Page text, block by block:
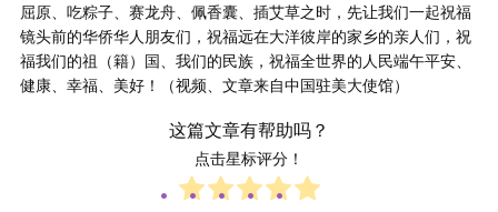
屈原、吃粽子、赛龙舟、佩香囊、插艾草之时，先让我们一起祝福
镜头前的华侨华人朋友们，祝福远在大洋彼岸的家乡的亲人们，祝
福我们的祖（籍）国、我们的民族，祝福全世界的人民端午平安、
健康、幸福、美好！（视频、文章来自中国驻美大使馆）
这篇文章有帮助吗？
点击星标评分！